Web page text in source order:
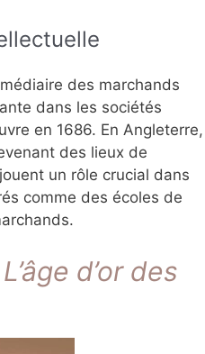
des marchands
dans les sociétés
en 1686. En Angleterre,
des lieux de
un rôle crucial dans
comme des écoles de
d’or des